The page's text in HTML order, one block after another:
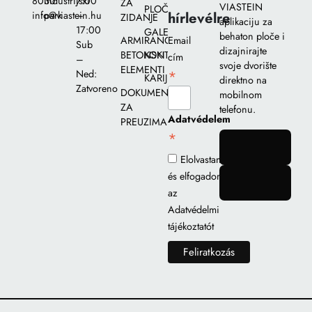
info@viastein.hu
park
–
17:00
Sub
–
Ned:
Zatvoreno
ZA
ZIDANJE
ARMIRANO-
BETONSKI
ELEMENTI
DOKUMENTI
ZA
PREUZIMANJE
PLOČA
GALERIJA
KONTAKT
KARIJERA
hírlevélre
Email
cím
*
Adatvédelem
*
Elolvastam
és elfogadom
az
Adatvédelmi
tájékoztatót
VIASTEIN
aplikaciju za
behaton ploče i
dizajnirajte
svoje dvorište
direktno na
mobilnom
telefonu.